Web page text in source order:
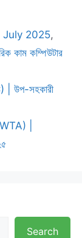
July 2025,
কাম কম্পিউটার
| উপ-সহকারী
|
Search